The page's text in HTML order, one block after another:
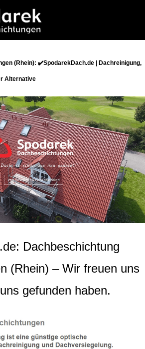
(Rhein): ✔️SpodarekDach.de | Dachreinigung,
Alternative
Dachbeschichtung
(Rhein) – Wir freuen uns
gefunden haben.